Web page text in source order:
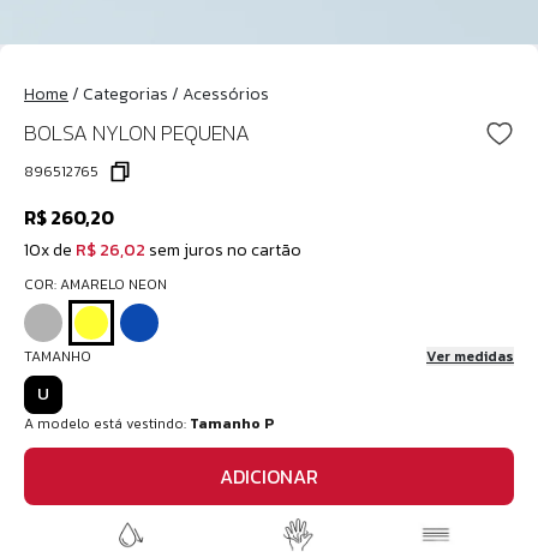
Home/Categorias/Acessórios
BOLSA NYLON PEQUENA
896512765
R$ 260,20
10x de R$ 26,02 sem juros no cartão
COR: AMARELO NEON
TAMANHO Ver medidas
U
A modelo está vestindo: Tamanho P
ADICIONAR